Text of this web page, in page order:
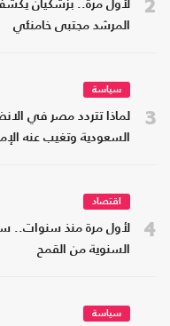
لأول مرة.. بزشكيان
المرشد مجتبى خامنئي
3
سياسة
لماذا تتردد مصر في
السعودية وتغيب عنه
4
اقتصاد
لأول مرة منذ سنوات..
السنوية من القمح
سياسة